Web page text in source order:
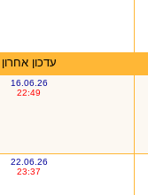
עדכון אחרון
16.06.26
22:49
22.06.26
23:37